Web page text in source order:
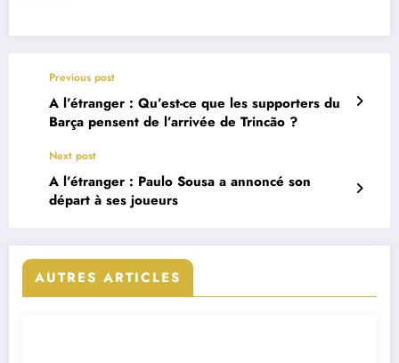
Previous post
A l’étranger : Qu’est-ce que les supporters du
Barça pensent de l’arrivée de Trincão ?
Next post
A l’étranger : Paulo Sousa a annoncé son
départ à ses joueurs
AUTRES ARTICLES